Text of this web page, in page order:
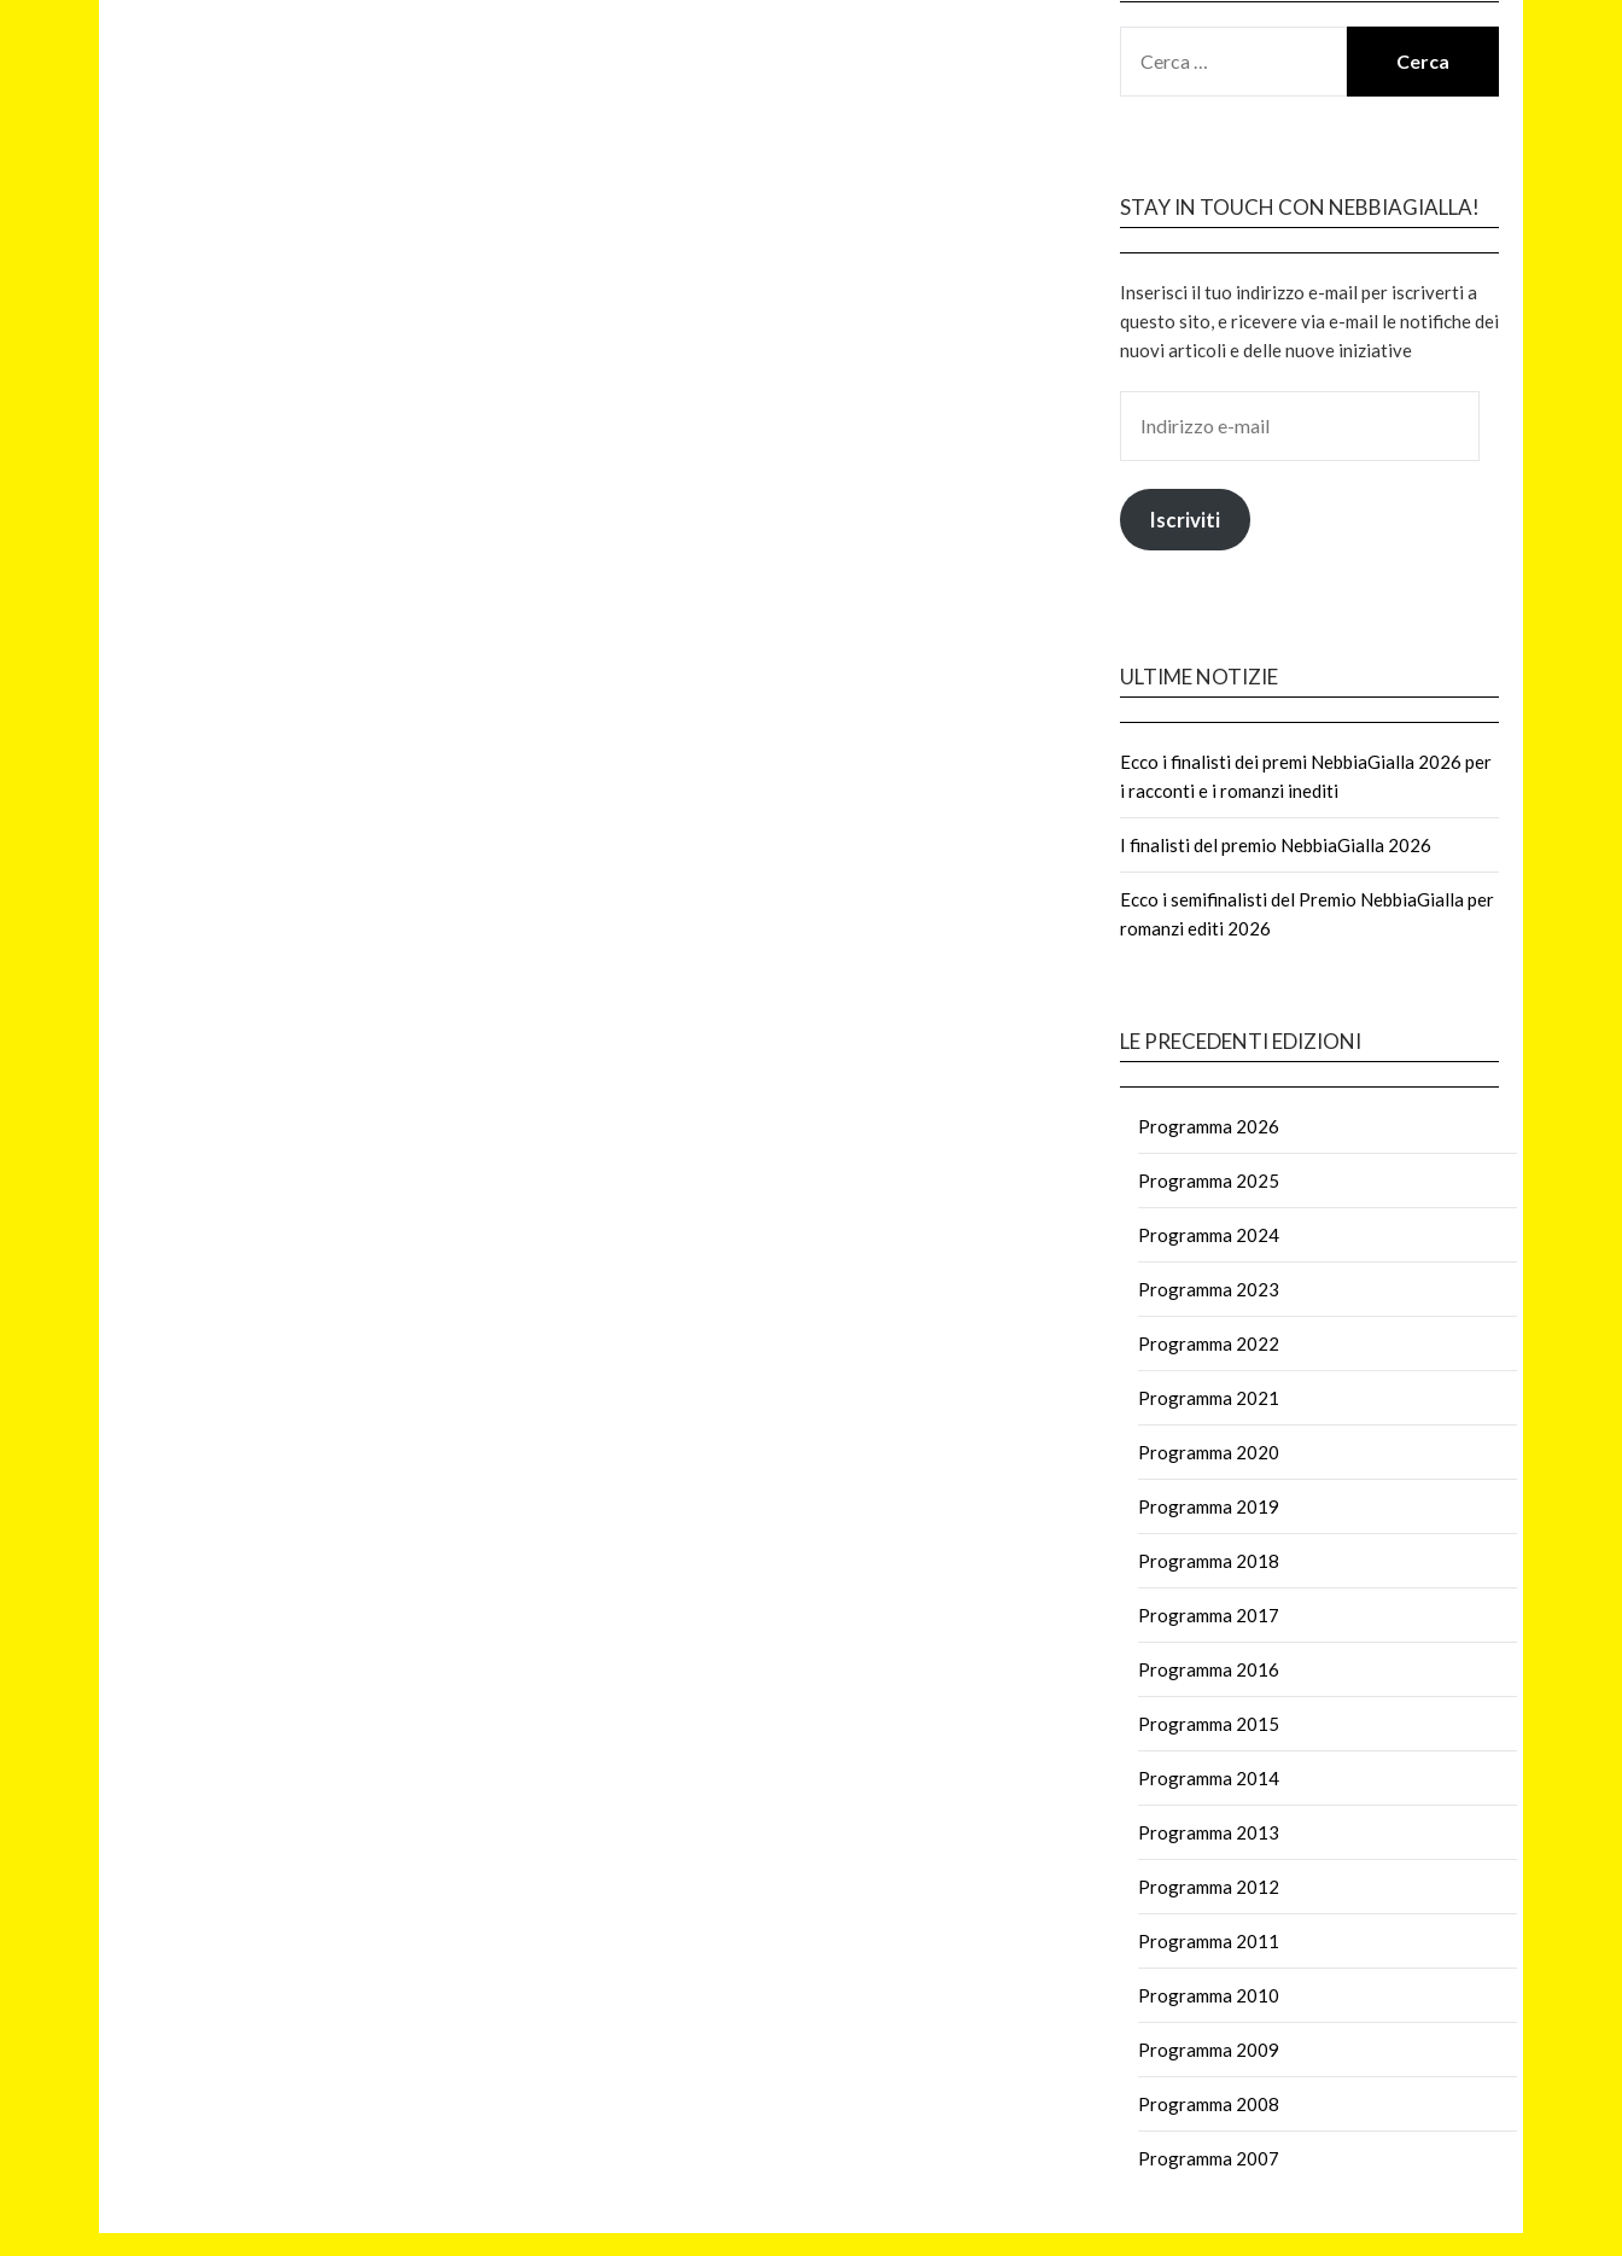
STAY IN TOUCH CON NEBBIAGIALLA!
Inserisci il tuo indirizzo e-mail per iscriverti a
questo sito, e ricevere via e-mail le notifiche dei
nuovi articoli e delle nuove iniziative
Iscriviti
ULTIME NOTIZIE
Ecco i finalisti dei premi NebbiaGialla 2026 per
i racconti e i romanzi inediti
I finalisti del premio NebbiaGialla 2026
Ecco i semifinalisti del Premio NebbiaGialla per
romanzi editi 2026
LE PRECEDENTI EDIZIONI
Programma 2026
Programma 2025
Programma 2024
Programma 2023
Programma 2022
Programma 2021
Programma 2020
Programma 2019
Programma 2018
Programma 2017
Programma 2016
Programma 2015
Programma 2014
Programma 2013
Programma 2012
Programma 2011
Programma 2010
Programma 2009
Programma 2008
Programma 2007